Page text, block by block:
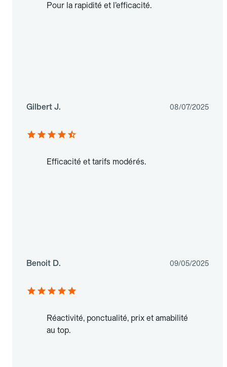
Pour la rapidité et l’efficacité.
Gilbert J. 08/07/2025
Efficacité et tarifs modérés.
Benoit D. 09/05/2025
Réactivité, ponctualité, prix et amabilité
au top.